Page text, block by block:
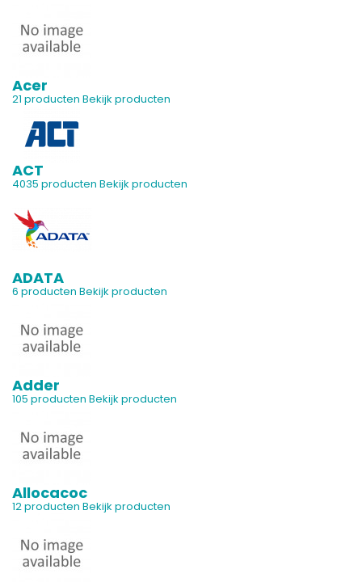
Acer
21 producten Bekijk producten
ACT
4035 producten Bekijk producten
ADATA
6 producten Bekijk producten
Adder
105 producten Bekijk producten
Allocacoc
12 producten Bekijk producten